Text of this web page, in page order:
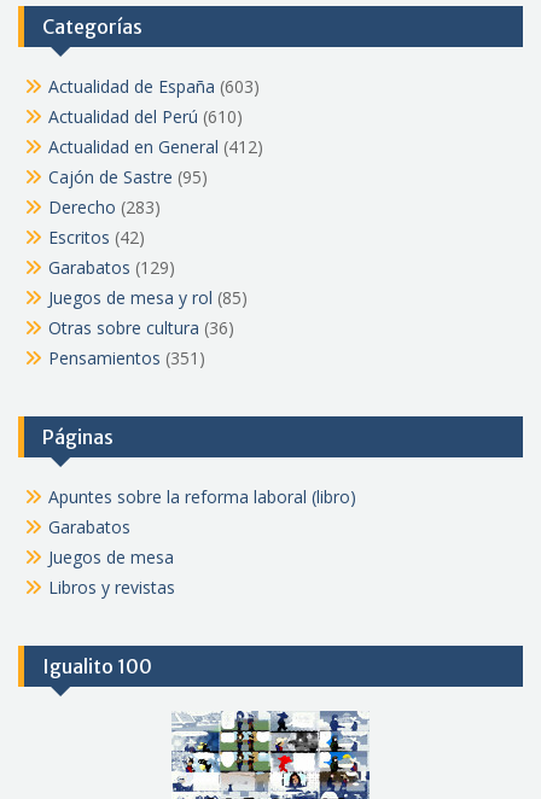
Categorías
Actualidad de España (603)
Actualidad del Perú (610)
Actualidad en General (412)
Cajón de Sastre (95)
Derecho (283)
Escritos (42)
Garabatos (129)
Juegos de mesa y rol (85)
Otras sobre cultura (36)
Pensamientos (351)
Páginas
Apuntes sobre la reforma laboral (libro)
Garabatos
Juegos de mesa
Libros y revistas
Igualito 100